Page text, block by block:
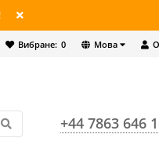
Мова
Вибране: 0
+44 7863 646